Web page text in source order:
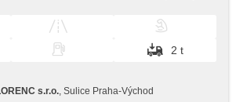
2 t
s.r.o., Sulice Praha-Východ